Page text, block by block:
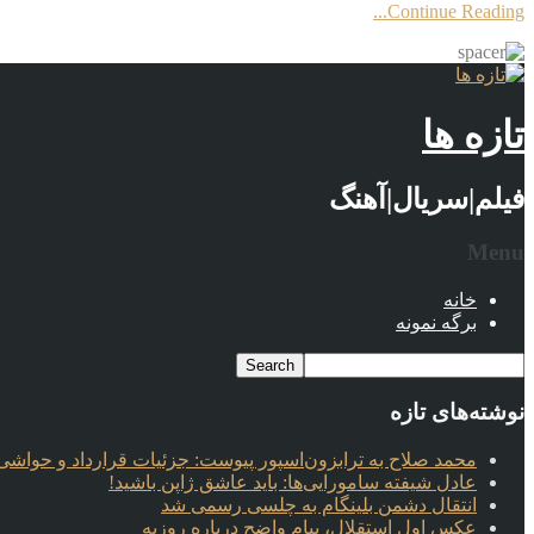
Continue Reading...
تازه ها
فیلم|سریال|آهنگ
Menu
خانه
برگه نمونه
نوشته‌های تازه
محمد صلاح به ترابزون‌اسپور پیوست: جزئیات قرارداد و حواشی
عادل شیفته سامورایی‌ها: باید عاشق ژاپن باشید!
انتقال دشمن بلینگام به چلسی رسمی شد
عکس اول استقلال، پیام واضح درباره روزبه